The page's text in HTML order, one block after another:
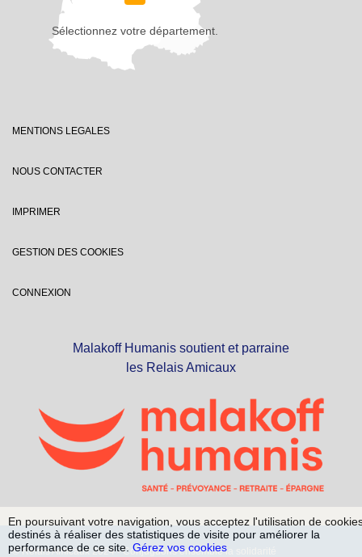
Sélectionnez votre département.
MENTIONS LEGALES
NOUS CONTACTER
IMPRIMER
GESTION DES COOKIES
CONNEXION
Malakoff Humanis soutient et parraine
les Relais Amicaux
© Relais Amicaux 2024 - Conjuguons ensemble la solidarité
En poursuivant votre navigation, vous acceptez l'utilisation de
destinés à réaliser des statistiques de visite pour améliorer la
performance de ce site. Gérez vos cookies